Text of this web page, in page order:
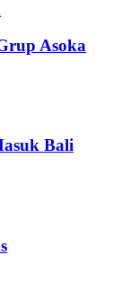
Asoka
Bali